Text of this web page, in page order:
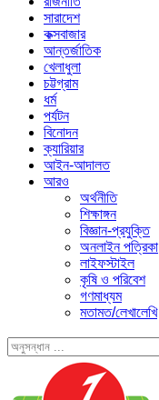
সারাদেশ
কক্সবাজার
আন্তর্জাতিক
খেলাধুলা
চট্টগ্রাম
ধর্ম
পর্যটন
বিনোদন
ক্যারিয়ার
আইন-আদালত
আরও
অর্থনীতি
শিক্ষাঙ্গন
বিজ্ঞান-প্রযুক্তি
অনলাইন পত্রিকা
লাইফস্টাইল
কৃষি ও পরিবেশ
গণমাধ্যম
মতামত/লেখালেখি